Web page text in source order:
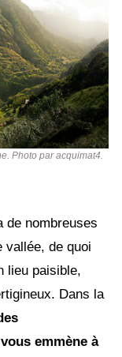
Photo par acquimat4.
de nombreuses
vallée, de quoi
lieu paisible,
Dans la
emmène à